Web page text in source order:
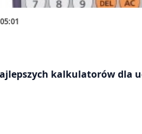
kalkulatorów